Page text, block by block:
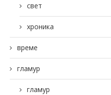
свет
хроника
време
гламур
гламур